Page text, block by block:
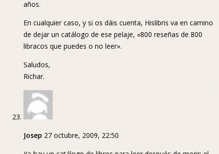
años.
En cualquier caso, y si os dáis cuenta, Hislibris va en camino
de dejar un catálogo de ese pelaje, «800 reseñas de 800
libracos que puedes o no leer».
Saludos,
Richar.
Josep 27 octubre, 2009, 22:50